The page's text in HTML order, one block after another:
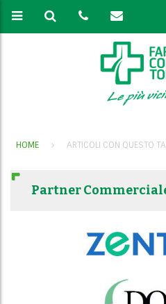
HOME ARTICOLI CON QUESTO
Partner